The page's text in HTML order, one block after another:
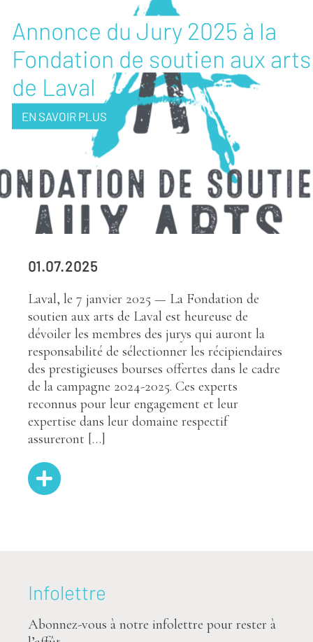
Annonce du Jury 2025 à la
Fondation de soutien aux arts
de Laval
EN SAVOIR PLUS
01.07.2025
Laval, le 7 janvier 2025 — La Fondation de
soutien aux arts de Laval est heureuse de
dévoiler les membres des jurys qui auront la
responsabilité de sélectionner les récipiendaires
des prestigieuses bourses offertes dans le cadre
de la campagne 2024-2025. Ces experts
reconnus pour leur engagement et leur
expertise dans leur domaine respectif
assureront […]
Infolettre
Abonnez-vous à notre infolettre pour rester à